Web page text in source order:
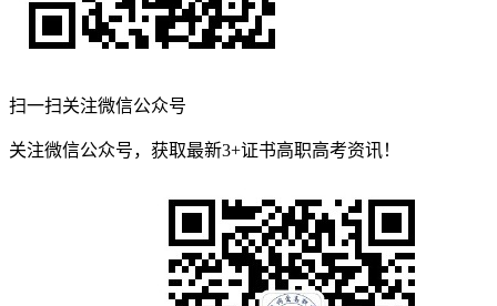
扫一扫关注微信公众号
关注微信公众号，获取最新3+证书高职高考资讯！